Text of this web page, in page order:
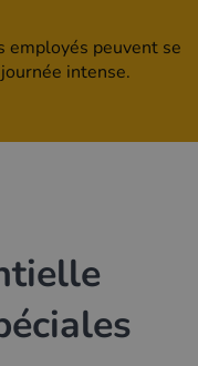
employés peuvent se
intense.